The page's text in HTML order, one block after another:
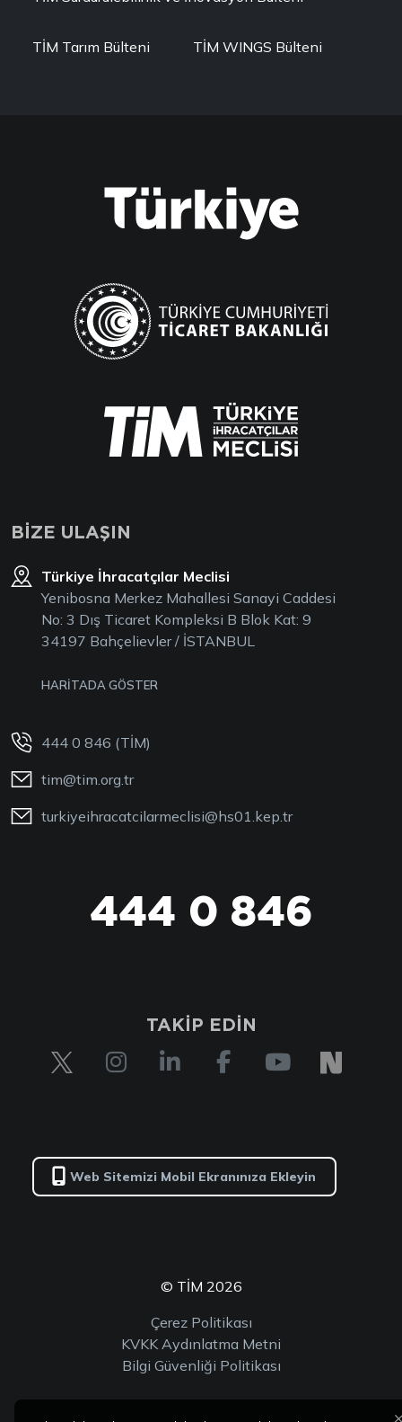
TİM Tarım Bülteni TİM WINGS Bülteni
BİZE ULAŞIN
Türkiye İhracatçılar Meclisi
Yenibosna Merkez Mahallesi Sanayi Caddesi
No: 3 Dış Ticaret Kompleksi B Blok Kat: 9
34197 Bahçelievler / İSTANBUL
HARİTADA GÖSTER
444 0 846 (TİM)
tim@tim.org.tr
turkiyeihracatcilarmeclisi@hs01.kep.tr
444 0 846
TAKİP EDİN
Web Sitemizi Mobil Ekranınıza Ekleyin
© TİM 2026
Çerez Politikası
KVKK Aydınlatma Metni
Bilgi Güvenliği Politikası